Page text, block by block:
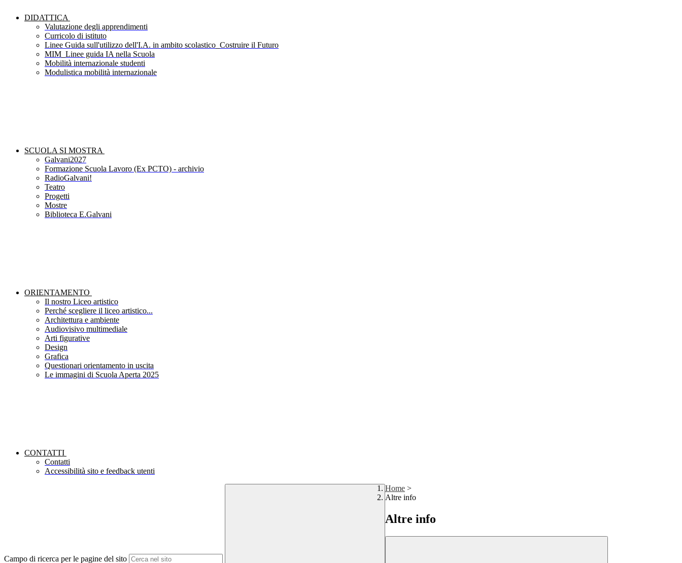
DIDATTICA
Valutazione degli apprendimenti
Curricolo di istituto
Linee Guida sull'utilizzo dell'I.A. in ambito scolastico_Costruire il Futuro
MIM_Linee guida IA nella Scuola
Mobilità internazionale studenti
Modulistica mobilità internazionale
SCUOLA SI MOSTRA
Galvani2027
Formazione Scuola Lavoro (Ex PCTO) - archivio
RadioGalvani!
Teatro
Progetti
Mostre
Biblioteca E.Galvani
ORIENTAMENTO
Il nostro Liceo artistico
Perché scegliere il liceo artistico...
Architettura e ambiente
Audiovisivo multimediale
Arti figurative
Design
Grafica
Questionari orientamento in uscita
Le immagini di Scuola Aperta 2025
CONTATTI
Contatti
Accessibilità sito e feedback utenti
Campo di ricerca per le pagine del sito
Home >
Altre info
Altre info